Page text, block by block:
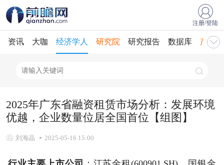
注册/登陆
资讯 大咖 经济学人 研究院 研究报告 数据库 产业
2025年广东省融资租赁市场分析：发展环境
优越，企业数量位居全国首位【组图】
刘海晶 2025-05-16 15:00